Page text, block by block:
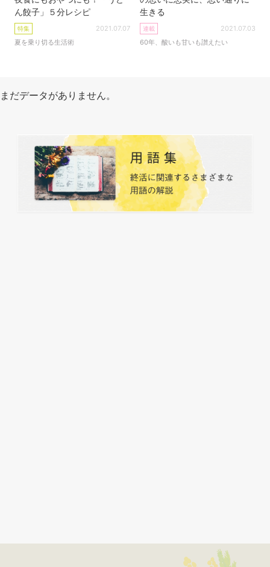
ん餃子」５分レシピ
特集
夏を乗り切る生活術
2021.07.07
生きる
連載
60年、酸いも甘いも讃えたい
2021.07.03
まだデータがありません。